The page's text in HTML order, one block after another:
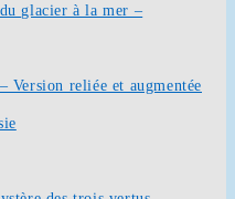
glacier à la mer –
Version reliée et augmentée